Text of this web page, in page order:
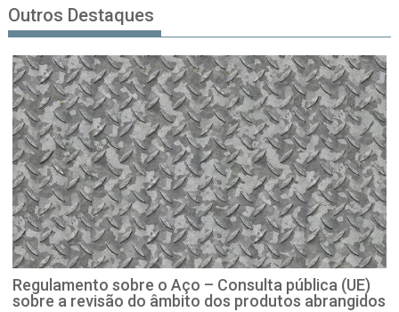
Outros Destaques
Regulamento sobre o Aço – Consulta pública (UE)
sobre a revisão do âmbito dos produtos abrangidos